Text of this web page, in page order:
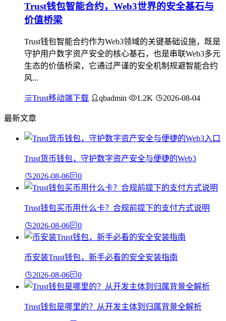
Trust钱包智能合约，Web3世界的安全基石与
价值桥梁
Trust钱包智能合约作为Web3领域的关键基础设施，既是
守护用户数字资产安全的核心基石，也是串联Web3多元
生态的价值桥梁，它通过严谨的安全机制规避智能合约
风...
Trust移动端下载 qbadmin 1.2K 2026-08-04
最新文章
Trust货币钱包，守护数字资产安全与便捷的Web3
2026-08-06 0
Trust钱包买币用什么卡？合规前提下的支付方式说明
2026-08-06 0
币安装Trust钱包，新手必看的安全安装指南
2026-08-06 0
Trust钱包是哪里的？从开发主体到归属背景全解析